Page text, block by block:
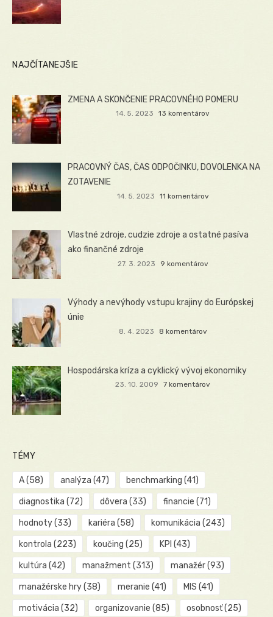
NAJČÍTANEJŠIE
ZMENA A SKONČENIE PRACOVNÉHO POMERU
14. 5. 2023 13 komentárov
PRACOVNÝ ČAS, ČAS ODPOČINKU, DOVOLENKA NA
ZOTAVENIE
14. 5. 2023 11 komentárov
Vlastné zdroje, cudzie zdroje a ostatné pasíva
ako finančné zdroje
27. 3. 2023 9 komentárov
Výhody a nevýhody vstupu krajiny do Európskej
únie
8. 4. 2023 8 komentárov
Hospodárska kríza a cyklický vývoj ekonomiky
23. 10. 2009 7 komentárov
TÉMY
A(58) analýza (47) benchmarking (41)
diagnostika (72) dôvera (33) financie (71)
hodnoty(33) kariéra (58) komunikácia (243)
kontrola (223) koučing (25) KPI (43)
kultúra (42) manažment (313) manažér(93)
manažérske hry(38) meranie (41) MIS (41)
motivácia (32) organizovanie (85) osobnosť(25)